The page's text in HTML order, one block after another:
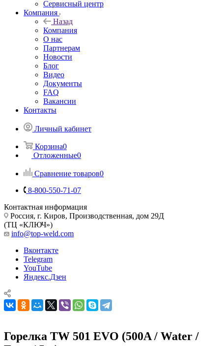
Сервисный центр
Компания
Назад
Компания
О нас
Партнерам
Новости
Блог
Видео
Документы
FAQ
Вакансии
Контакты
Личный кабинет
Корзина0
Отложенные0
Сравнение товаров0
8-800-550-71-07
Контактная информация
Россия, г. Киров, Производственная, дом 29Д
(ТЦ «КЛЮЧ»)
info@top-weld.com
Вконтакте
Telegram
YouTube
Яндекс.Дзен
Горелка TW 501 EVO (500A / Water /